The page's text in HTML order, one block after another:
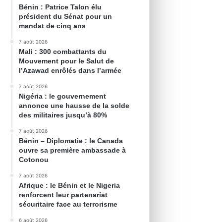
Bénin : Patrice Talon élu
président du Sénat pour un
mandat de cinq ans
7 août 2026
Mali : 300 combattants du
Mouvement pour le Salut de
l’Azawad enrôlés dans l’armée
7 août 2026
Nigéria : le gouvernement
annonce une hausse de la solde
des militaires jusqu’à 80%
7 août 2026
Bénin – Diplomatie : le Canada
ouvre sa première ambassade à
Cotonou
7 août 2026
Afrique : le Bénin et le Nigeria
renforcent leur partenariat
sécuritaire face au terrorisme
6 août 2026